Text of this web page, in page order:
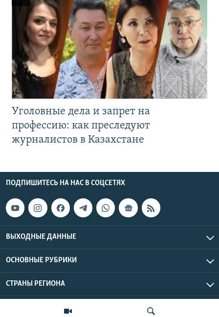
Уголовные дела и запрет на
профессию: как преследуют
журналистов в Казахстане
ПОДПИШИТЕСЬ НА НАС В СОЦСЕТЯХ
ВЫХОДНЫЕ ДАННЫЕ
ОСНОВНЫЕ РУБРИКИ
СТРАНЫ РЕГИОНА
Азаттык Азия © 2026 RFE/RL, Inc. | Все права защищены.